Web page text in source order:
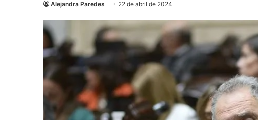
Alejandra Paredes 22 de abril de 2024